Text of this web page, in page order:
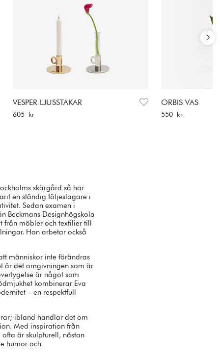
VESPER LJUSSTAKAR
Pris: 605 kr
605 kr
ORBIS VAS
Pris: 550 kr
550 kr
skärgård så har
en ständig följeslagare i
Sedan examen i
Beckmans Designhögskola
möbler och textilier till
Hon arbetar också
människor inte förändras
är det omgivningen som är
är något som
kombinerar Eva
– en respektfull
ibland handlar det om
Med inspiration från
ofta är skulpturell, nästan
humor och